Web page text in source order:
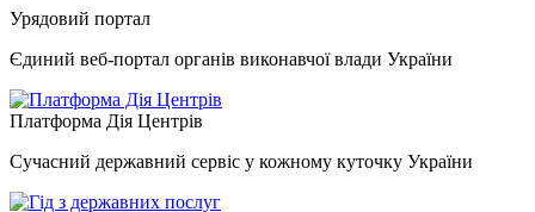
Урядовий портал
Єдиний веб-портал органів виконавчої влади України
Платформа Дія Центрів
Сучасний державний сервіс у кожному куточку України